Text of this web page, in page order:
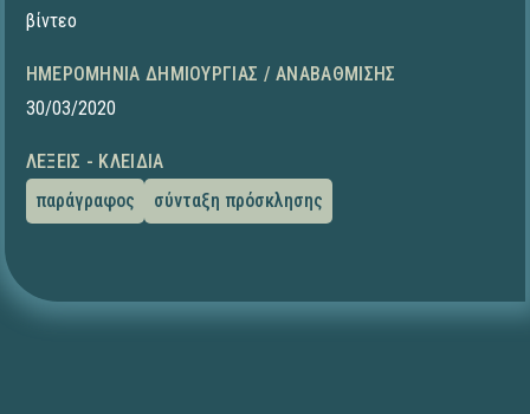
βίντεο
ΗΜΕΡΟΜΗΝΊΑ ΔΗΜΙΟΥΡΓΊΑΣ / ΑΝΑΒΆΘΜΙΣΗΣ
30/03/2020
ΛΈΞΕΙΣ - ΚΛΕΙΔΙΆ
παράγραφος
σύνταξη πρόσκλησης